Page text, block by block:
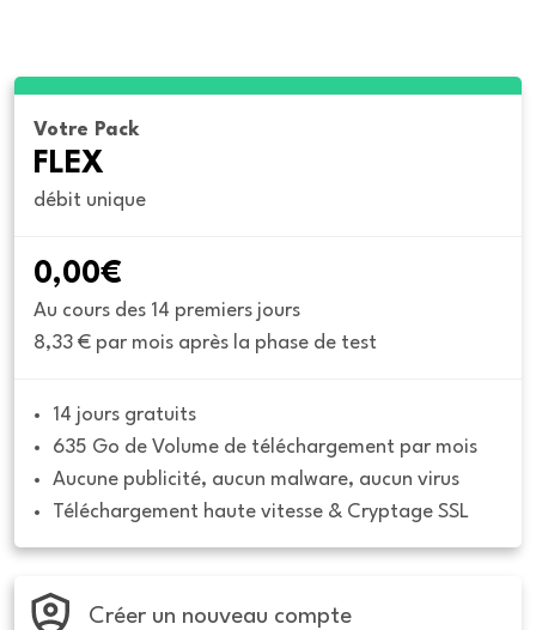
Votre Pack
FLEX
débit unique
0,00€
Au cours des 14 premiers jours
8,33 € par mois après la phase de test
14 jours gratuits
635 Go de Volume de téléchargement par mois
Aucune publicité, aucun malware, aucun virus
Téléchargement haute vitesse & Cryptage SSL
Créer un nouveau compte